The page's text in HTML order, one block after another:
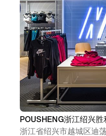
POUSHENG浙江绍兴
浙江省绍兴市越城区迪